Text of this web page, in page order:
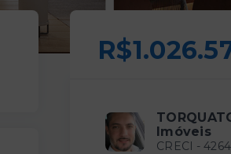
Imóveis
CRECI -